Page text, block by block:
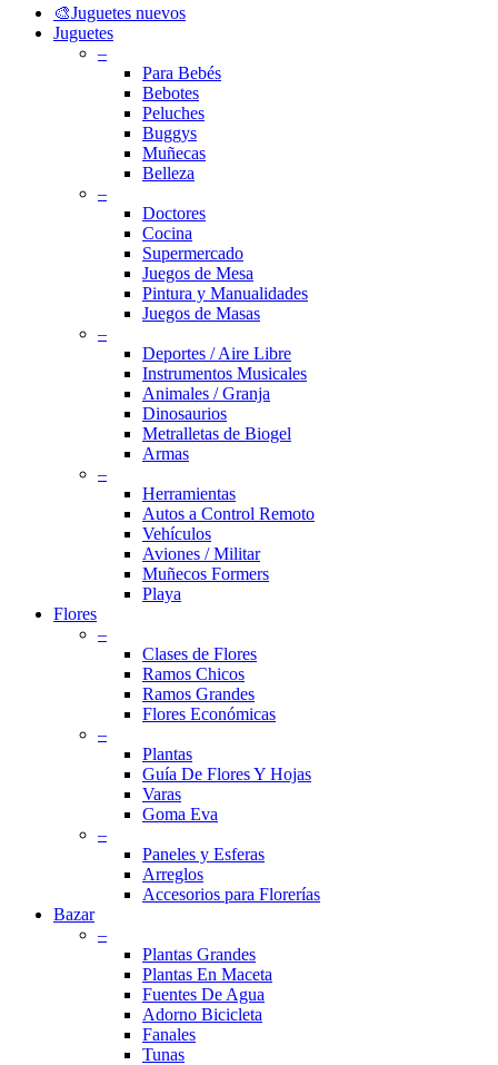
Close
Menu
🎨Juguetes nuevos
Juguetes
–
Para Bebés
Bebotes
Peluches
Buggys
Muñecas
Belleza
–
Doctores
Cocina
Supermercado
Juegos de Mesa
Pintura y Manualidades
Juegos de Masas
–
Deportes / Aire Libre
Instrumentos Musicales
Animales / Granja
Dinosaurios
Metralletas de Biogel
Armas
–
Herramientas
Autos a Control Remoto
Vehículos
Aviones / Militar
Muñecos Formers
Playa
Flores
–
Clases de Flores
Ramos Chicos
Ramos Grandes
Flores Económicas
–
Plantas
Guía De Flores Y Hojas
Varas
Goma Eva
–
Paneles y Esferas
Arreglos
Accesorios para Florerías
Bazar
–
Plantas Grandes
Plantas En Maceta
Fuentes De Agua
Adorno Bicicleta
Fanales
Tunas